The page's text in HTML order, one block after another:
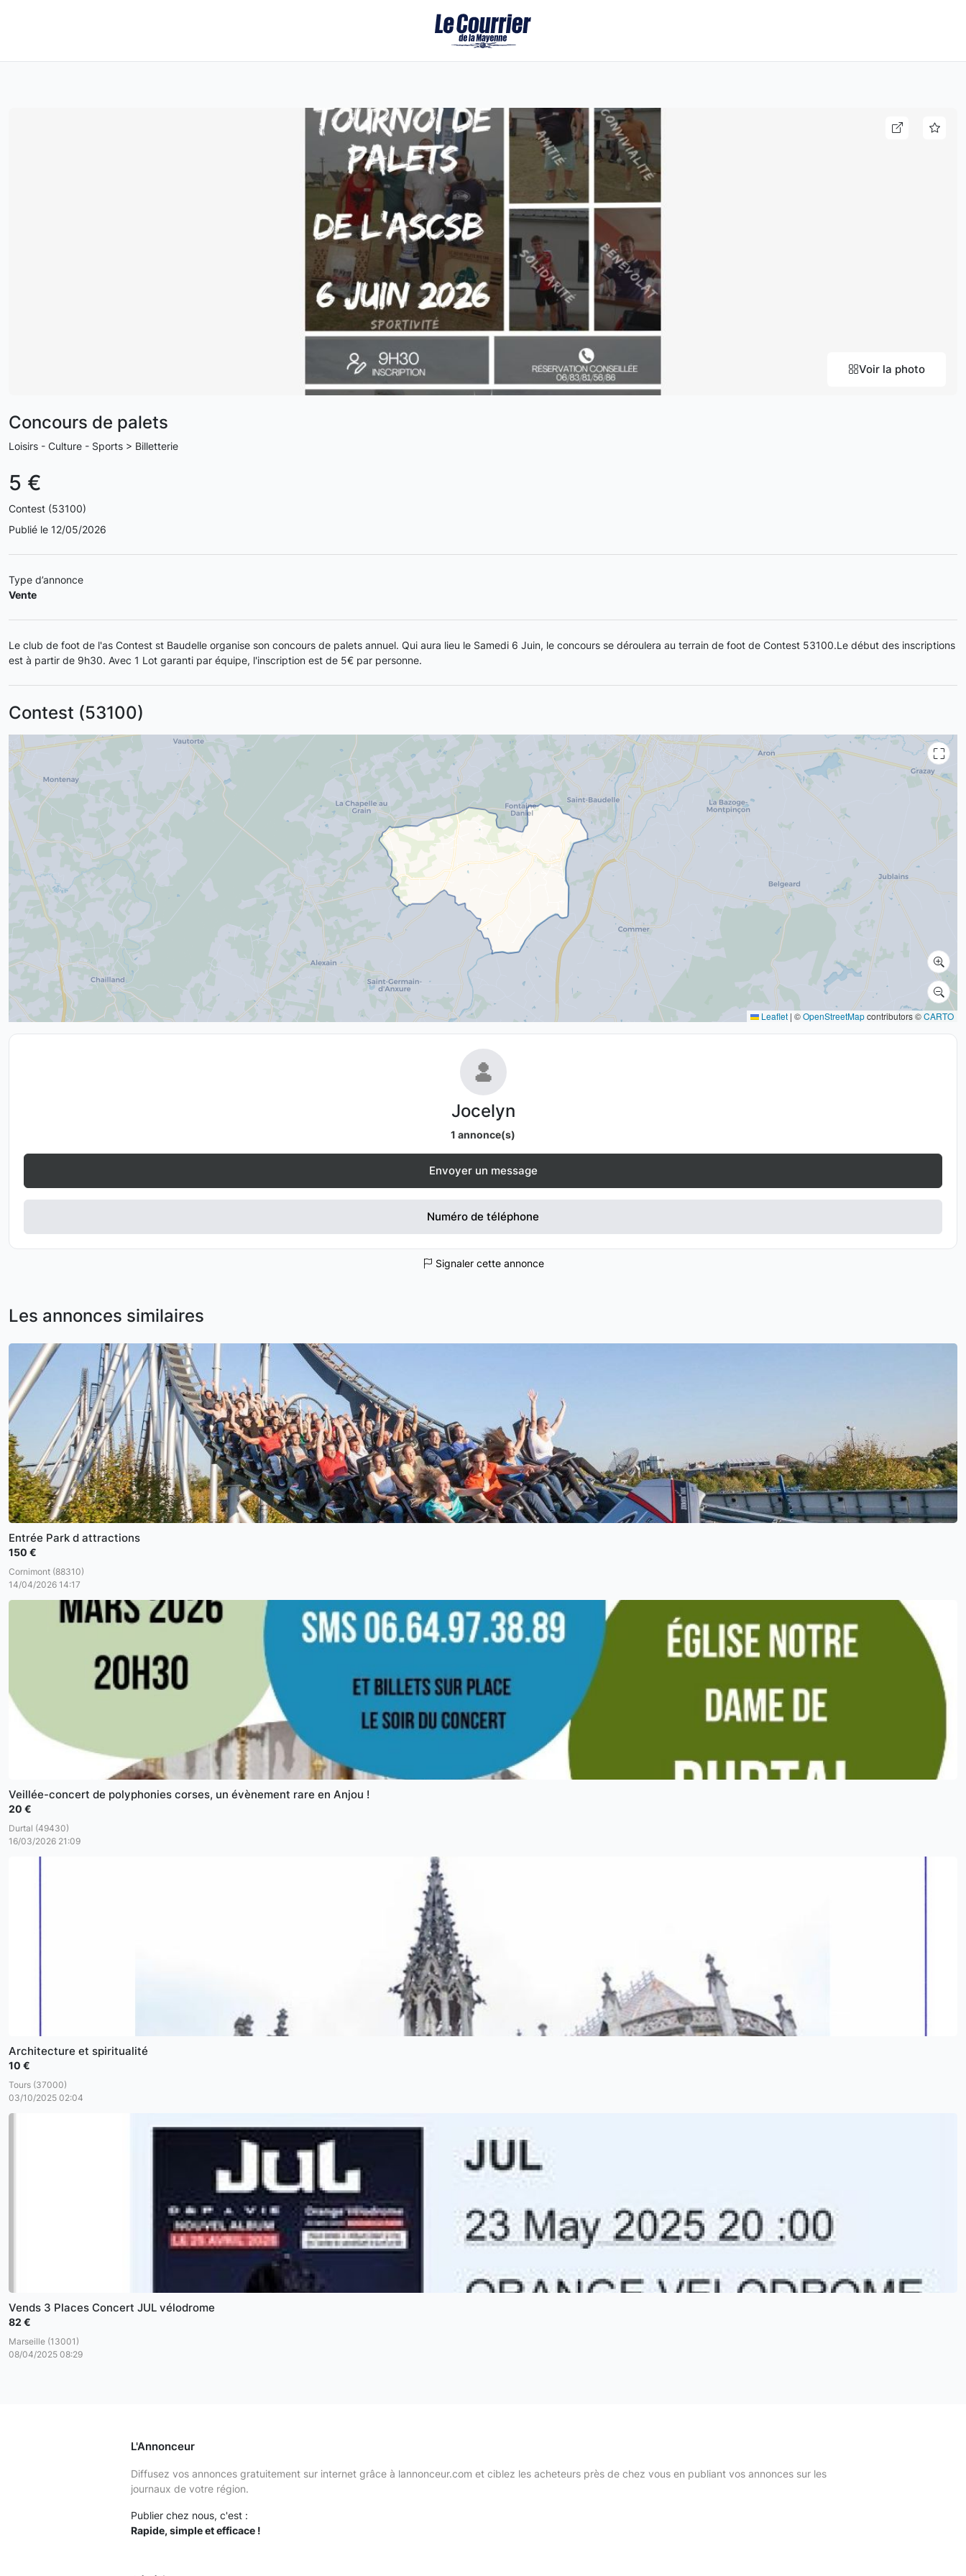
Voir la photo
Concours de palets
Loisirs - Culture - Sports > Billetterie
5 €
Contest (53100)
Publié le 12/05/2026
Type d’annonce
Vente
Le club de foot de l'as Contest st Baudelle organise son concours de palets annuel. Qui aura lieu le Samedi 6 Juin, le concours se déroulera au terrain de foot de Contest 53100.Le début des inscriptions
est à partir de 9h30. Avec 1 Lot garanti par équipe, l'inscription est de 5€ par personne.
Contest (53100)
Leaflet | ©OpenStreetMapcontributors ©CARTO
Jocelyn
1 annonce(s)
Envoyer un message
Numéro de téléphone
Signaler cette annonce
Les annonces similaires
Entrée Park d attractions
150 €
Cornimont (88310)
14/04/2026 14:17
Veillée-concert de polyphonies corses, un évènement rare en Anjou !
20 €
Durtal (49430)
16/03/2026 21:09
Architecture et spiritualité
10 €
Tours (37000)
03/10/2025 02:04
Vends 3 Places Concert JUL vélodrome
82 €
Marseille (13001)
08/04/2025 08:29
L'Annonceur
Diffusez vos annonces gratuitement sur internet grâce à lannonceur.com et ciblez les acheteurs près de chez vous en publiant vos annonces sur les
journaux de votre région.
Publier chez nous, c'est :
Rapide, simple et efficace !